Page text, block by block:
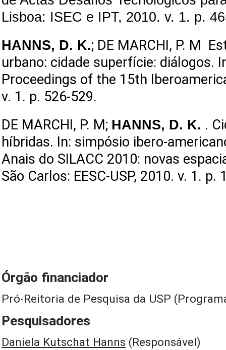
Lisboa: ISEC e IPT, 2010. v. 1. p.
HANNS, D. K.; DE MARCHI, P. M
urbano: cidade superfície: diálogos.
Proceedings of the 15th
v. 1. p. 526-529.
DE MARCHI, P. M; HANNS, D. K. .
híbridas. In: simpósio ibero-
Anais do SILACC 2010: novas
São Carlos: EESC-USP, 2010. v. 1. p.
Órgão financiador
Pró-Reitoria de Pesquisa da USP
Pesquisadores
Daniela Kutschat Hanns (Responsável)